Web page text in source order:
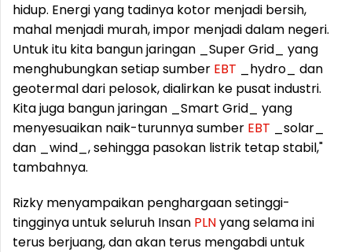
hidup. Energi yang tadinya kotor menjadi bersih,
mahal menjadi murah, impor menjadi dalam negeri.
Untuk itu kita bangun jaringan _Super Grid_ yang
menghubungkan setiap sumber EBT _hydro_ dan
geotermal dari pelosok, dialirkan ke pusat industri.
Kita juga bangun jaringan _Smart Grid_ yang
menyesuaikan naik-turunnya sumber EBT _solar_
dan _wind_, sehingga pasokan listrik tetap stabil,"
tambahnya.
Rizky menyampaikan penghargaan setinggi-
tingginya untuk seluruh Insan PLNyang selama ini
terus berjuang, dan akan terus mengabdi untuk